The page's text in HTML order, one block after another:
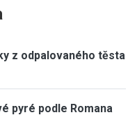
z odpalovaného těsta
pyré podle Romana